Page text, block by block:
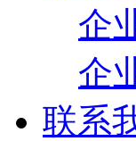
企
企
联系